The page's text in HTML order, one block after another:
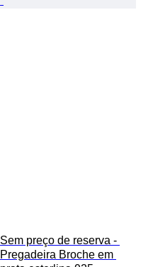
Sem preço de reserva -
Pregadeira Broche em